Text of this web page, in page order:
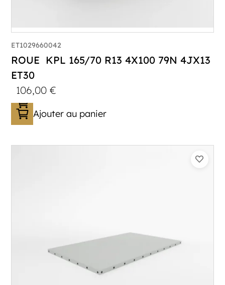
ET1029660042
ROUE KPL 165/70 R13 4X100 79N 4JX13
ET30
106,00€
Ajouter au panier